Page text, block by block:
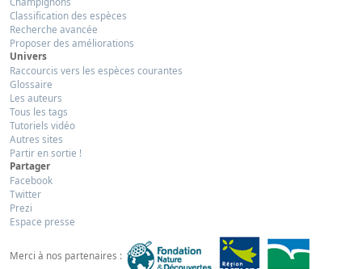
Classification des espèces
Recherche avancée
Proposer des améliorations
Univers
Raccourcis vers les espèces courantes
Glossaire
Les auteurs
Tous les tags
Tutoriels vidéo
Autres sites
Partir en sortie !
Partager
Facebook
Twitter
Prezi
Espace presse
Merci à nos partenaires :